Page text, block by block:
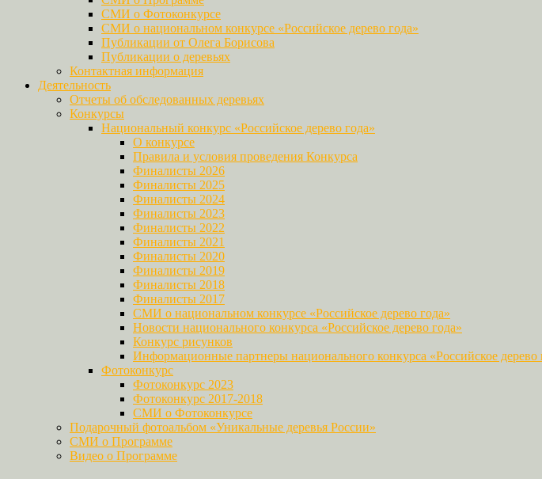
СМИ о Фотоконкурсе
СМИ о национальном конкурсе «Российское дерево года»
Публикации от Олега Борисова
Публикации о деревьях
Контактная информация
Деятельность
Отчеты об обследованных деревьях
Конкурсы
Национальный конкурс «Российское дерево года»
О конкурсе
Правила и условия проведения Конкурса
Финалисты 2026
Финалисты 2025
Финалисты 2024
Финалисты 2023
Финалисты 2022
Финалисты 2021
Финалисты 2020
Финалисты 2019
Финалисты 2018
Финалисты 2017
СМИ о национальном конкурсе «Российское дерево года»
Новости национального конкурса «Российское дерево года»
Конкурс рисунков
Информационные партнеры национального конкурса «Российское дерево
Фотоконкурс
Фотоконкурс 2023
Фотоконкурс 2017-2018
СМИ о Фотоконкурсе
Подарочный фотоальбом «Уникальные деревья России»
СМИ о Программе
Видео о Программе